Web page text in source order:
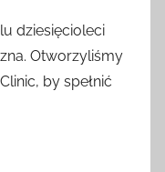
dziesięcioleci
Otworzyliśmy
by spełnić